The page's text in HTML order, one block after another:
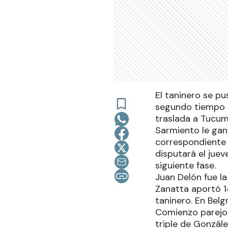
El taninero se
segundo tiempo
traslada a
Sarmiento le
correspondiente
disputará el
siguiente fase.
Juan Delón fue
Zanatta aportó
taninero. En
Comienzo
triple de